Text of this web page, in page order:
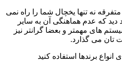
نه تنها یخچال شما را راه نمی
دید که عدم هماهنگی آن به سایر
های مهمتر و بعضا گرانتر نیز
تان می گذارد.
انواع برندها استفاده کنید